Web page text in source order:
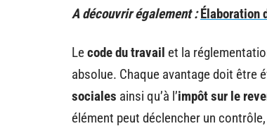
A découvrir également : Élaboration
Lecode du travail et la
absolue. Chaque avantage doit être
sociales ainsi qu’à l’impôt sur le
élément peut déclencher un